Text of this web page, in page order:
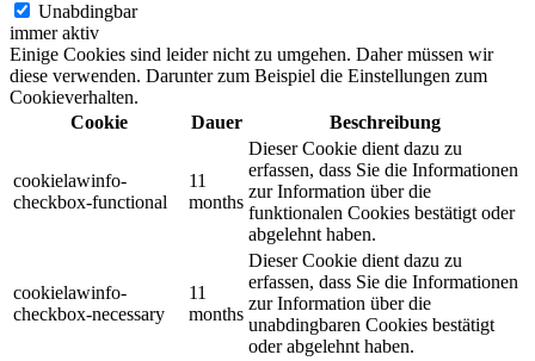
Unabdingbar
immer aktiv
Einige Cookies sind leider nicht zu umgehen. Daher müssen wir
diese verwenden. Darunter zum Beispiel die Einstellungen zum
Cookieverhalten.
Cookie
Dauer Beschreibung
cookielawinfo-
checkbox-functional
11
months
Dieser Cookie dient dazu zu
erfassen, dass Sie die Informationen
zur Information über die
funktionalen Cookies bestätigt oder
abgelehnt haben.
cookielawinfo-
checkbox-necessary
11
months
Dieser Cookie dient dazu zu
erfassen, dass Sie die Informationen
zur Information über die
unabdingbaren Cookies bestätigt
oder abgelehnt haben.